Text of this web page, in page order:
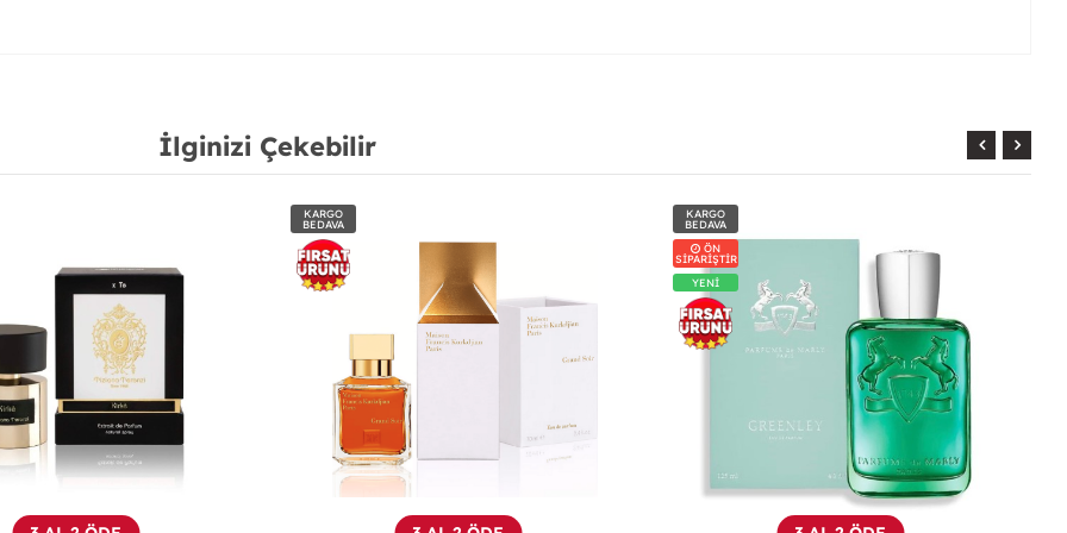
İlginizi Çekebilir
KARGO
BEDAVA
ÖN
SİPARİŞTİR
YENİ
KARGO
BEDAVA